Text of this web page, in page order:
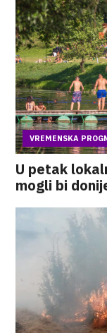
VREMENSKA
U petak
mogli bi